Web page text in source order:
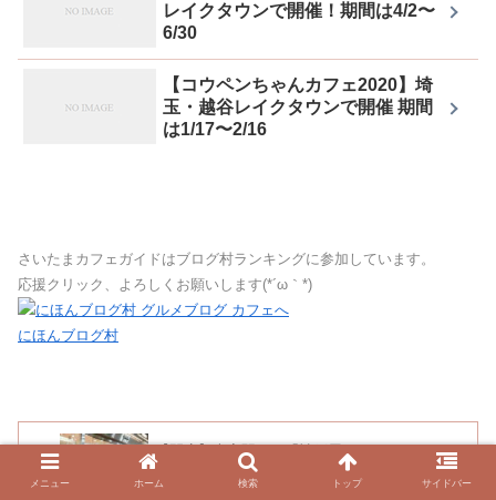
レイクタウンで開催！期間は4/2〜
6/30
【コウペンちゃんカフェ2020】埼
玉・越谷レイクタウンで開催 期間
は1/17〜2/16
さいたまカフェガイドはブログ村ランキングに参加しています。
応援クリック、よろしくお願いします(*´ω｀*)
にほんブログ村
【閉店】大宮駅ナカ「神戸屋スタッツォ」9月8
日をもって
メニュー ホーム 検索 トップ サイドバー